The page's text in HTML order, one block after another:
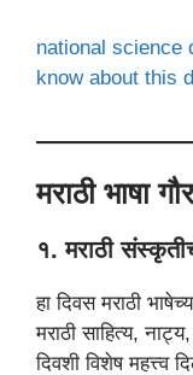
national science
know about this
मराठी भाषा
१. मराठी
हा दिवस मराठी
मराठी साहित्य,
दिवशी विशेष महत्त्व